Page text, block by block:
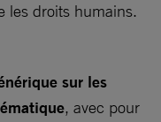
les droits humains.
sur les
, avec pour